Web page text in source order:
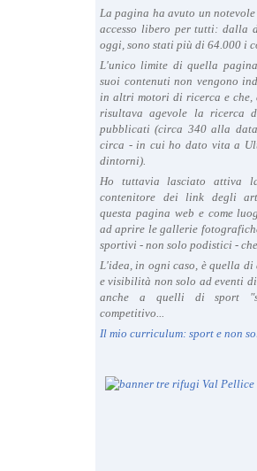
La pagina ha avuto un notevole
accesso libero per tutti: dalla
oggi, sono stati più di 64.000 i
L'unico limite di quella
suoi contenuti non vengono
in altri motori di ricerca e che,
risultava agevole la ricerca
pubblicati (circa 340 alla
circa - in cui ho dato vita a
dintorni).
Ho tuttavia lasciato attiva
contenitore dei link degli
questa pagina web e come
ad aprire le gallerie
sportivi - non solo podistici -
L'idea, in ogni caso, è quella di
e visibilità non solo ad eventi
anche a quelli di sport
competitivo...
Il mio curriculum: sport e non